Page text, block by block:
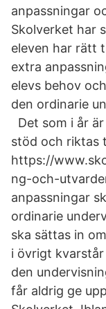
anpassningar
Skolverket har
eleven har rätt
extra
elevs behov
den ordinarie
Det som i år
stöd och riktas
https://
ng-och-
anpassningar
ordinarie
ska sättas in
i övrigt
den
får aldrig ge